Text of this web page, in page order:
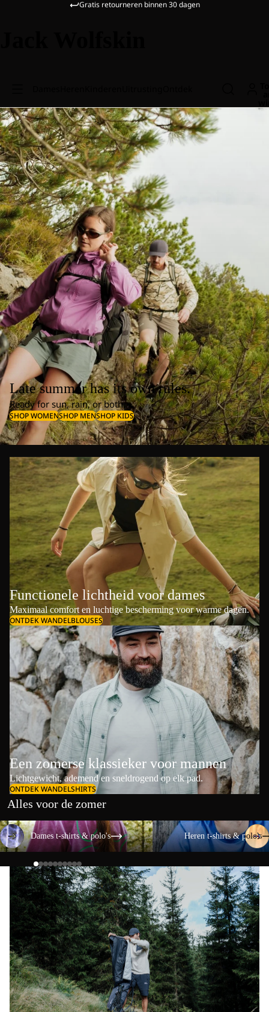
Gratis retourneren binnen 30 dagen
Late summer has its own rules.
Ready for sun, rain, or both.
SHOP WOMENSHOP MENSHOP KIDS
Functionele lichtheid voor dames
Maximaal comfort en luchtige bescherming voor warme dagen.
ONTDEK WANDELBLOUSES
Een zomerse klassieker voor mannen
Lichtgewicht, ademend en sneldrogend op elk pad.
ONTDEK WANDELSHIRTS
Alles voor de zomer
Dames t-shirts & polo's
Dames t-shirts & polo's
Heren t-shirts & polo's
Heren t-shirts & polo's